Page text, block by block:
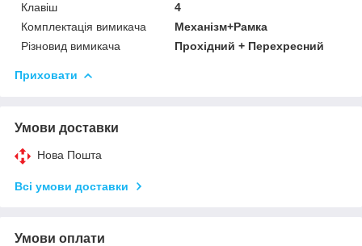
Клавіш
4
Комплектація вимикача
Механізм+Рамка
Різновид вимикача
Прохідний + Перехресний
Приховати
Умови доставки
Нова Пошта
Всі умови доставки
Умови оплати